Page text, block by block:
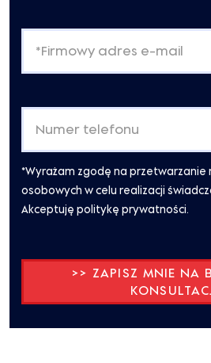
*Wyrażam zgodę na przetwarzanie
osobowych w celu realizacji
Akceptuję politykę prywatności.